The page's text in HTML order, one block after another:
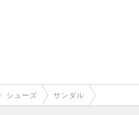
シューズ サンダル